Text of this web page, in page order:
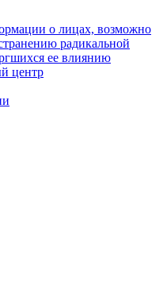
о лицах, возможно
радикальной
ее влиянию
центр